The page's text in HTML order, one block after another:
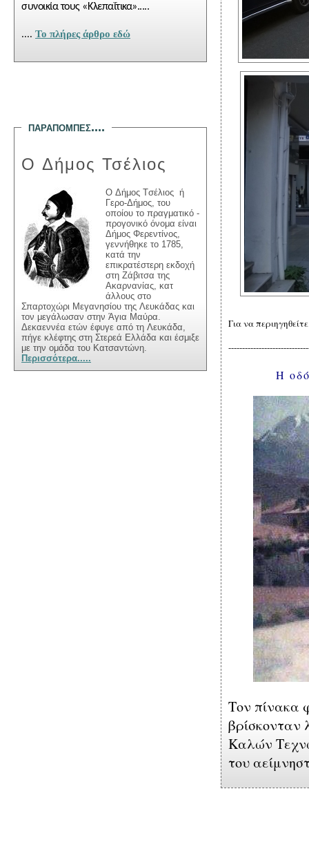
Η
Τον πίνακα
βρίσκονταν
Καλών
του
συνοικία τους «Κλεπαΐτικα».....
.... To πλήρες άρθρο εδώ
παραπομπεσ....
Ο Δήμος Τσέλιος
Ο Δήμος Τσέλιος ή
Γερο-Δήμος, του
οποίου το πραγματικό -
προγονικό όνομα είναι
Δήμος Φερεντίνος,
γ
εννήθηκε το 1785,
κατά την
επικρατέστερη εκδοχή
στη Ζάβιτσα της
Ακαρνανίας, κατ
άλλους στο
Σπαρτοχώρι Μεγανησίου της Λευκάδας και
τον μεγάλωσαν στην Άγια Μαύρα.
Δεκαεννέα ετών έφυγε από τη Λευκάδα,
πήγε κλέφτης στη Στερεά Ελλάδα και έσμιξε
με την ομάδα του Κατσαντώνη.
Περισσότερα.....